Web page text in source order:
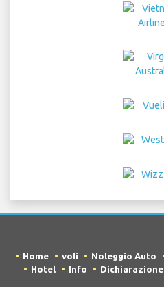
Home voli Noleggio Auto
Hotel
Info Dichiarazione